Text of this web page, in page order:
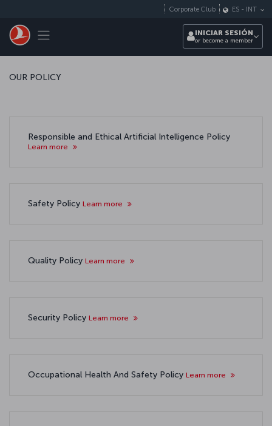
Toggle navigation
Corporate Club ES - INT
INICIAR SESIÓN
or become a member
OUR POLICY
Responsible and Ethical Artificial Intelligence Policy
Learn more
Safety Policy Learn more
Quality Policy Learn more
Security Policy Learn more
Occupational Health And Safety Policy Learn more